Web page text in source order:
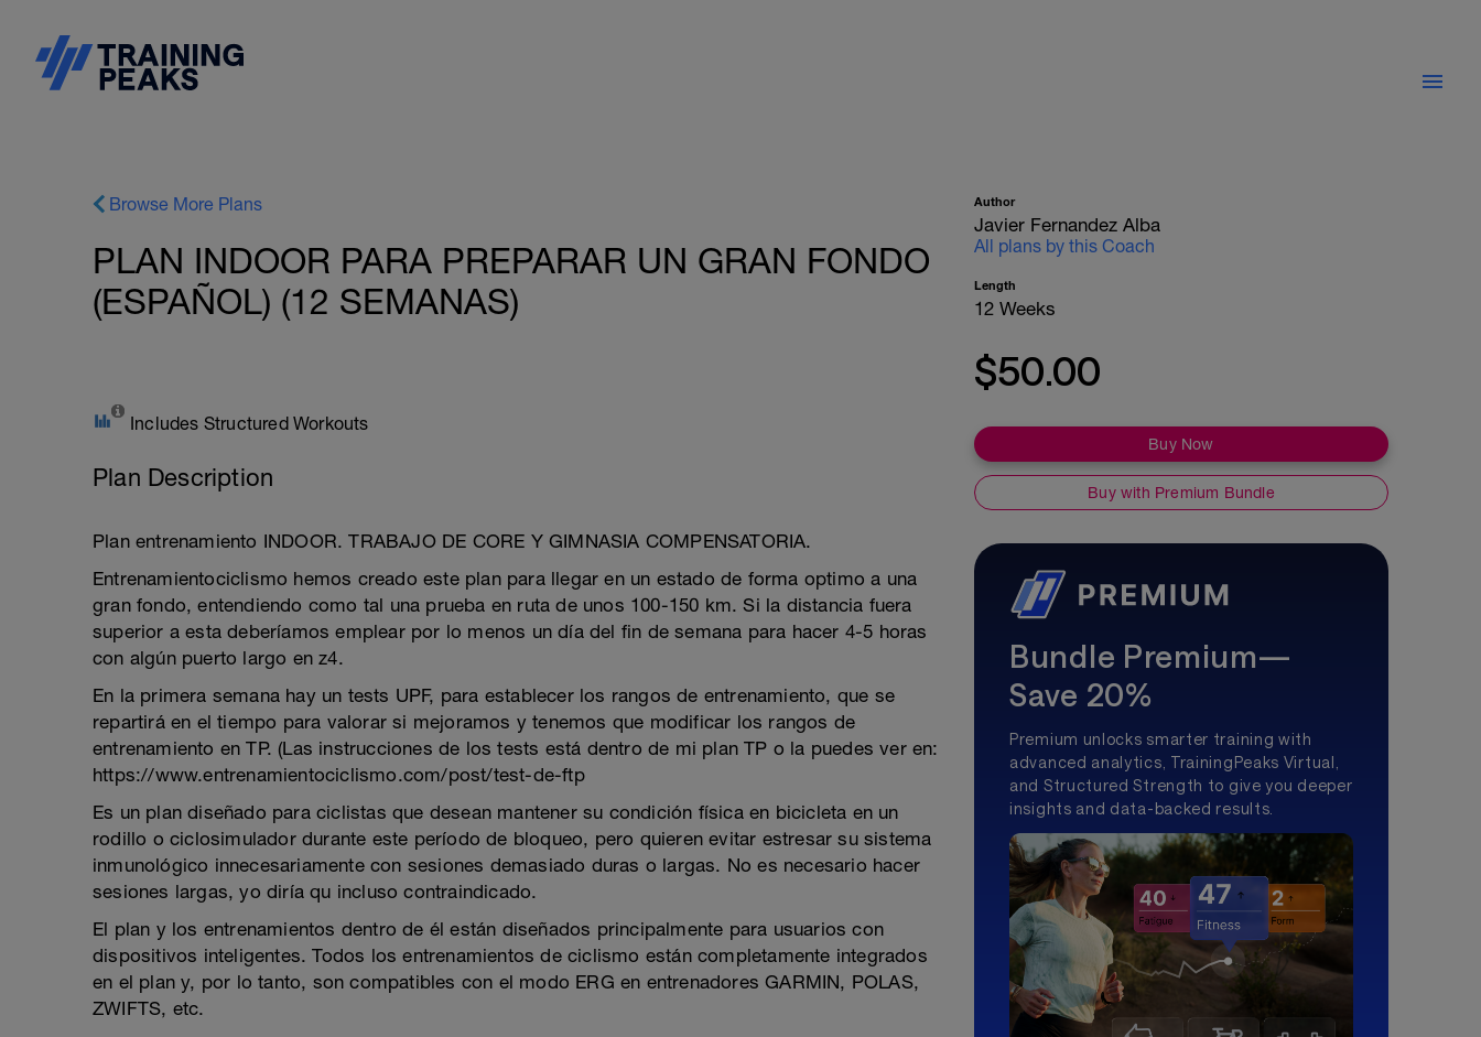
Browse More Plans
PLAN INDOOR PARA PREPARAR UN GRAN FONDO
(ESPAÑOL) (12 SEMANAS)
Includes Structured Workouts
Plan Description
Plan entrenamiento INDOOR. TRABAJO DE CORE Y GIMNASIA COMPENSATORIA.
Entrenamientociclismo hemos creado este plan para llegar en un estado de forma optimo a una
gran fondo, entendiendo como tal una prueba en ruta de unos 100-150 km. Si la distancia fuera
superior a esta deberíamos emplear por lo menos un día del fin de semana para hacer 4-5 horas
con algún puerto largo en z4.
En la primera semana hay un tests UPF, para establecer los rangos de entrenamiento, que se
repartirá en el tiempo para valorar si mejoramos y tenemos que modificar los rangos de
entrenamiento en TP. (Las instrucciones de los tests está dentro de mi plan TP o la puedes ver en:
https://www.entrenamientociclismo.com/post/test-de-ftp
Es un plan diseñado para ciclistas que desean mantener su condición física en bicicleta en un
rodillo o ciclosimulador durante este período de bloqueo, pero quieren evitar estresar su sistema
inmunológico innecesariamente con sesiones demasiado duras o largas. No es necesario hacer
sesiones largas, yo diría qu incluso contraindicado.
El plan y los entrenamientos dentro de él están diseñados principalmente para usuarios con
dispositivos inteligentes. Todos los entrenamientos de ciclismo están completamente integrados
en el plan y, por lo tanto, son compatibles con el modo ERG en entrenadores GARMIN, POLAS,
ZWIFTS, etc.
Author
Javier Fernandez Alba
All plans by this Coach
Length
12 Weeks
$50.00
Buy Now
Buy with Premium Bundle
Bundle Premium—
Save 20%
Premium unlocks smarter training with
advanced analytics, TrainingPeaks Virtual,
and Structured Strength to give you deeper
insights and data-backed results.